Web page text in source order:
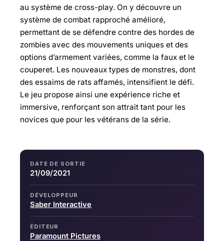
au système de cross-play. On y découvre un
système de combat rapproché amélioré,
permettant de se défendre contre des hordes de
zombies avec des mouvements uniques et des
options d’armement variées, comme la faux et le
couperet. Les nouveaux types de monstres, dont
des essaims de rats affamés, intensifient le défi.
Le jeu propose ainsi une expérience riche et
immersive, renforçant son attrait tant pour les
novices que pour les vétérans de la série.
DATE DE SORTIE
21/09/2021
DÉVELOPPEUR
Saber Interactive
ÉDITEUR
Paramount Pictures